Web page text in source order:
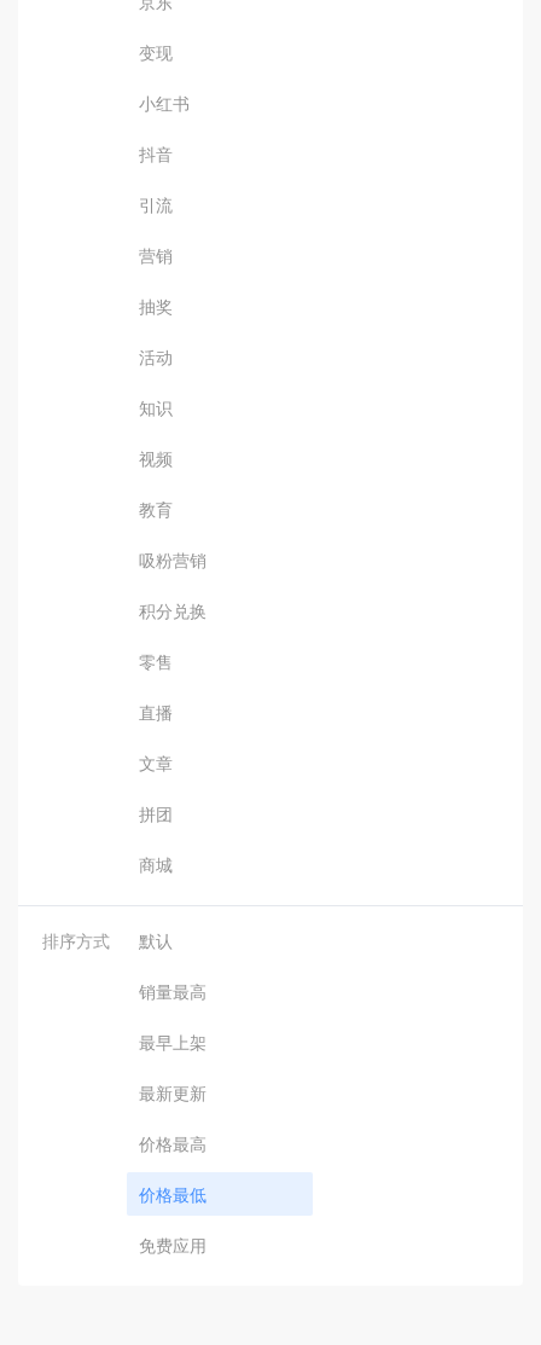
变现
小红书
抖音
引流
营销
抽奖
活动
知识
视频
教育
吸粉营销
积分兑换
零售
直播
文章
拼团
商城
排序方式 默认
销量最高
最早上架
最新更新
价格最高
价格最低
免费应用